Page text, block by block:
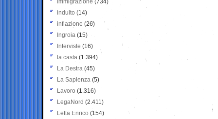
Immigrazione (734)
indulto (14)
inflazione (26)
Ingroia (15)
Interviste (16)
la casta (1.394)
La Destra (45)
La Sapienza (5)
Lavoro (1.316)
LegaNord (2.411)
Letta Enrico (154)